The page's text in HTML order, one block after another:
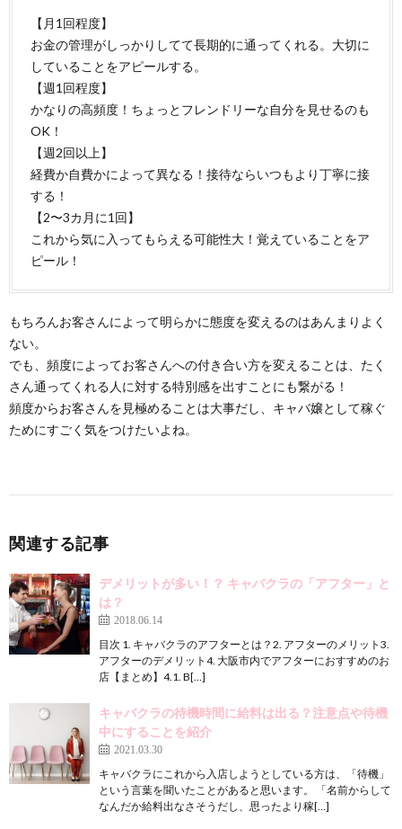
【月1回程度】
お金の管理がしっかりしてて長期的に通ってくれる。大切に
していることをアピールする。
【週1回程度】
かなりの高頻度！ちょっとフレンドリーな自分を見せるのも
OK！
【週2回以上】
経費か自費かによって異なる！接待ならいつもより丁寧に接
する！
【2〜3カ月に1回】
これから気に入ってもらえる可能性大！覚えていることをア
ピール！
もちろんお客さんによって明らかに態度を変えるのはあんまりよく
ない。
でも、頻度によってお客さんへの付き合い方を変えることは、たく
さん通ってくれる人に対する特別感を出すことにも繋がる！
頻度からお客さんを見極めることは大事だし、キャバ嬢として稼ぐ
ためにすごく気をつけたいよね。
関連する記事
デメリットが多い！？ キャバクラの「アフター」と
は？
2018.06.14
目次 1. キャバクラのアフターとは？2. アフターのメリット3.
アフターのデメリット4. 大阪市内でアフターにおすすめのお
店【まとめ】4.1. B[…]
キャバクラの待機時間に給料は出る？注意点や待機
中にすることを紹介
2021.03.30
キャバクラにこれから入店しようとしている方は、「待機」
という言葉を聞いたことがあると思います。 「名前からして
なんだか給料出なさそうだし、思ったより稼[…]